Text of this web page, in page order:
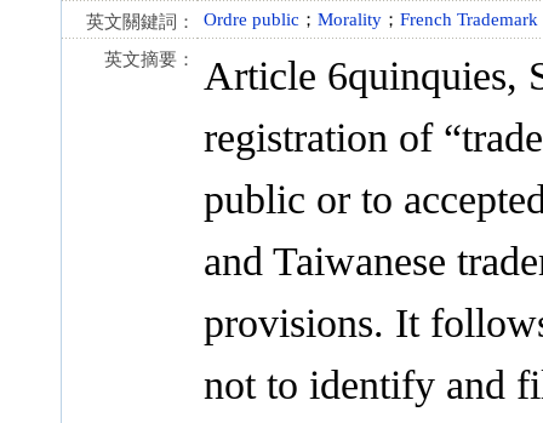
英文關鍵詞： Ordre public ； Morality ； French
英文摘要：
Article 6quinquies,
registration of
public or to
and Taiwanese
provisions. It
not to identify and